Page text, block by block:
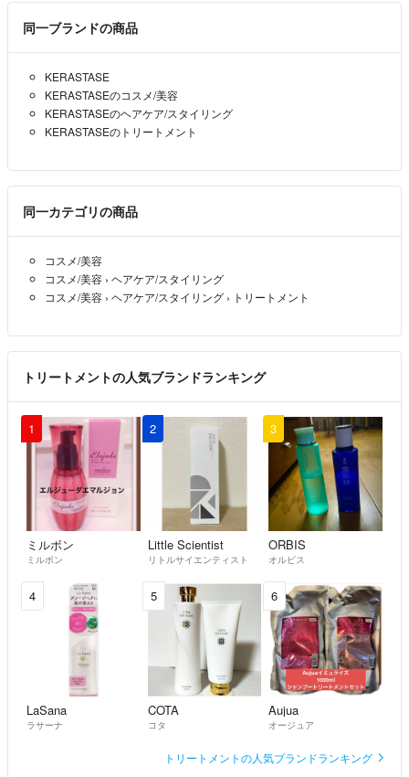
同一ブランドの商品
KERASTASE
KERASTASEのコスメ/美容
KERASTASEのヘアケア/スタイリング
KERASTASEのトリートメント
同一カテゴリの商品
コスメ/美容
コスメ/美容 › ヘアケア/スタイリング
コスメ/美容 › ヘアケア/スタイリング › トリートメント
トリートメントの人気ブランドランキング
1
ミルボン
ミルボン
2
Little Scientist
リトルサイエンティスト
3
ORBIS
オルビス
4
LaSana
ラサーナ
5
COTA
コタ
6
Aujua
オージュア
トリートメントの人気ブランドランキング